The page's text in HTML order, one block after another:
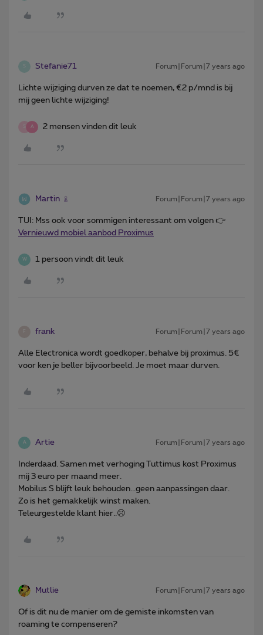
S Stefanie71 Forum|Forum|7 years ago
Lichte wijziging durven ze dat te noemen, €2 p/mnd is bij
mij geen lichte wijziging!
A 2 mensen vinden dit leuk
Martin Forum|Forum|7 years ago
TUI: Mss ook voor sommigen interessant om volgen 👉
Vernieuwd mobiel aanbod Proximus
W 1 persoon vindt dit leuk
frank Forum|Forum|7 years ago
Alle Electronica wordt goedkoper, behalve bij proximus. 5€
voor ken je beller bijvoorbeeld. Je moet maar durven.
A Artie Forum|Forum|7 years ago
Inderdaad. Samen met verhoging Tuttimus kost Proximus
mij 3 euro per maand meer.
Mobilus S blijft leuk behouden...geen aanpassingen daar.
Zo is het gemakkelijk winst maken.
Teleurgestelde klant hier..☹️
Mutlie Forum|Forum|7 years ago
Of is dit nu de manier om de gemiste inkomsten van
roaming te compenseren?